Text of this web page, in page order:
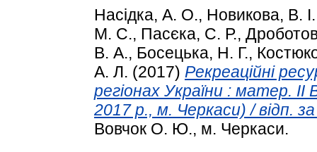
Насідка, А. О., Новикова, В. І.
М. С., Пасєка, С. Р.,
В. А., Босецька, Н. Г.,
А. Л. (2017) Рекреаційні
регіонах України : матер.
2017 р., м. Черкаси) / відп.
Вовчок О. Ю., м. Черкаси.